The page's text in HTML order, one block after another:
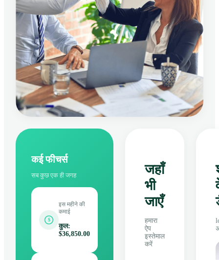
कई फीचर्स
सब कुछ एक ही जगह
$
इस महीने की
कमाई
कुल:
$36,850.00
जहाँ
भी
जाएँ
हमारा
ऐप
इस्तेमाल
करें